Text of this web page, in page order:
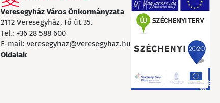
Veresegyház Város Önkormányzata
2112 Veresegyház, Fő út 35.
Tel.: +36 28 588 600
E-mail: veresegyhaz@veresegyhaz.hu
Oldalak